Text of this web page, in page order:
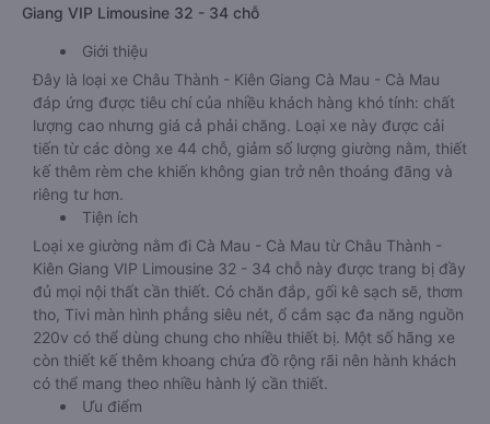
Giang VIP Limousine 32 - 34 chỗ
Giới thiệu
Đây là loại xe Châu Thành - Kiên Giang Cà Mau - Cà Mau
đáp ứng được tiêu chí của nhiều khách hàng khó tính: chất
lượng cao nhưng giá cả phải chăng. Loại xe này được cải
tiến từ các dòng xe 44 chỗ, giảm số lượng giường nằm, thiết
kế thêm rèm che khiến không gian trở nên thoáng đãng và
riêng tư hơn.
Tiện ích
Loại xe giường nằm đi Cà Mau - Cà Mau từ Châu Thành -
Kiên Giang VIP Limousine 32 - 34 chỗ này được trang bị đầy
đủ mọi nội thất cần thiết. Có chăn đắp, gối kê sạch sẽ, thơm
tho, Tivi màn hình phẳng siêu nét, ổ cắm sạc đa năng nguồn
220v có thể dùng chung cho nhiều thiết bị. Một số hãng xe
còn thiết kế thêm khoang chứa đồ rộng rãi nên hành khách
có thể mang theo nhiều hành lý cần thiết.
Ưu điểm